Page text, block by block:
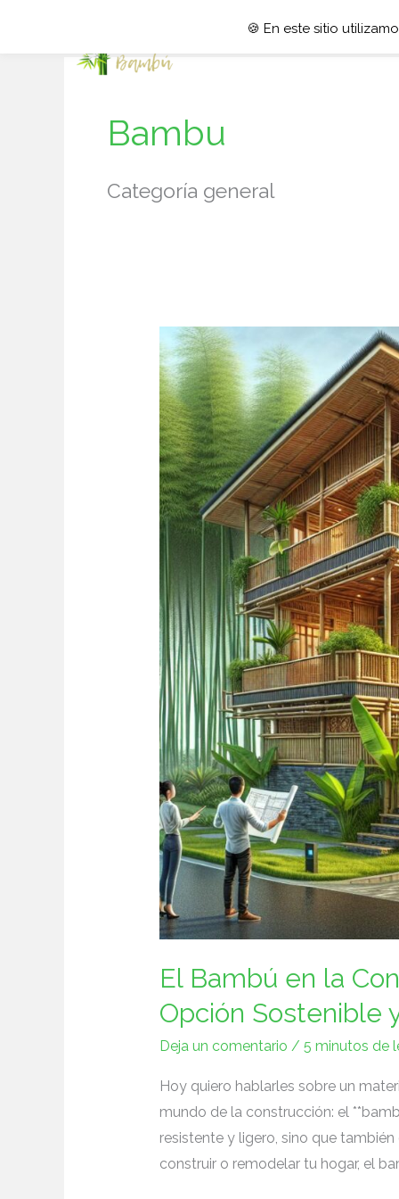
Bambu
Categoría general
El Bambú en la
Opción Sostenible
Deja un comentario / 5 minutos de
Hoy quiero hablarles sobre un
⁣mundo​ de la ⁤construcción:​ el
resistente⁢ y ligero, sino que
construir o remodelar ‍tu hogar, el
Bambú
en
la
Construcción‌
Residencial:
Una
Opción
⁢Estética
🍪 En este sitio